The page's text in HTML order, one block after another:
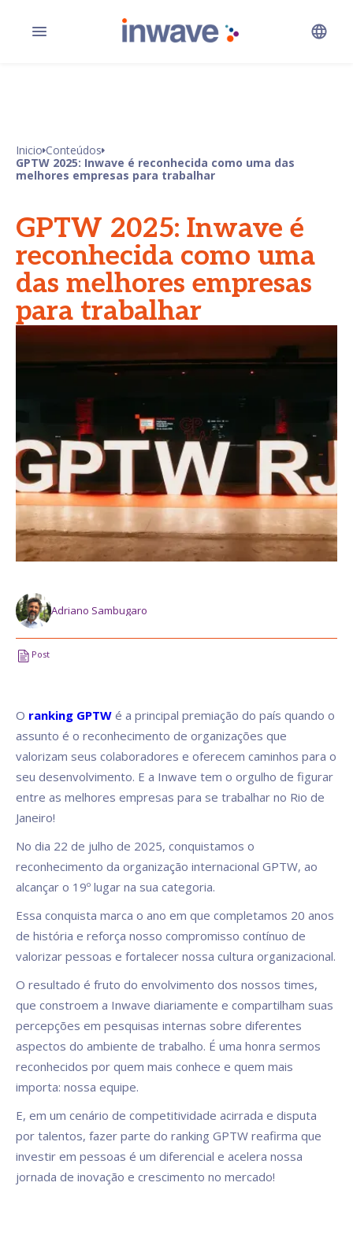
Inicio Conteúdos
GPTW 2025: Inwave é reconhecida como uma das
melhores empresas para trabalhar
GPTW 2025: Inwave é
reconhecida como uma
das melhores empresas
para trabalhar
Adriano Sambugaro
Post
O ranking GPTW é a principal premiação do país quando o
assunto é o reconhecimento de organizações que
valorizam seus colaboradores e oferecem caminhos para o
seu desenvolvimento. E a Inwave tem o orgulho de figurar
entre as melhores empresas para se trabalhar no Rio de
Janeiro!
No dia 22 de julho de 2025, conquistamos o
reconhecimento da organização internacional GPTW, ao
alcançar o 19º lugar na sua categoria.
Essa conquista marca o ano em que completamos 20 anos
de história e reforça nosso compromisso contínuo de
valorizar pessoas e fortalecer nossa cultura organizacional.
O resultado é fruto do envolvimento dos nossos times,
que constroem a Inwave diariamente e compartilham suas
percepções em pesquisas internas sobre diferentes
aspectos do ambiente de trabalho. É uma honra sermos
reconhecidos por quem mais conhece e quem mais
importa: nossa equipe.
E, em um cenário de competitividade acirrada e disputa
por talentos, fazer parte do ranking GPTW reafirma que
investir em pessoas é um diferencial e acelera nossa
jornada de inovação e crescimento no mercado!